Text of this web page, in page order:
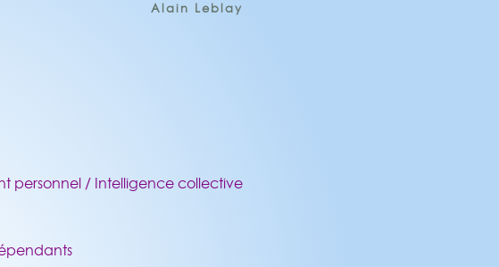
Alain Leblay
personnel / Intelligence collective